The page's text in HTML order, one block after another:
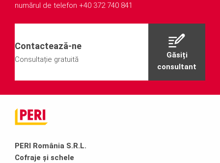
numărul de telefon +40 372 740 841
Contactează-ne
Consultație gratuită
Găsiți
consultant
PERI România S.R.L.
Cofraje și schele